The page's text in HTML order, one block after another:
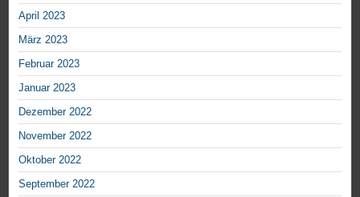
April 2023
März 2023
Februar 2023
Januar 2023
Dezember 2022
November 2022
Oktober 2022
September 2022